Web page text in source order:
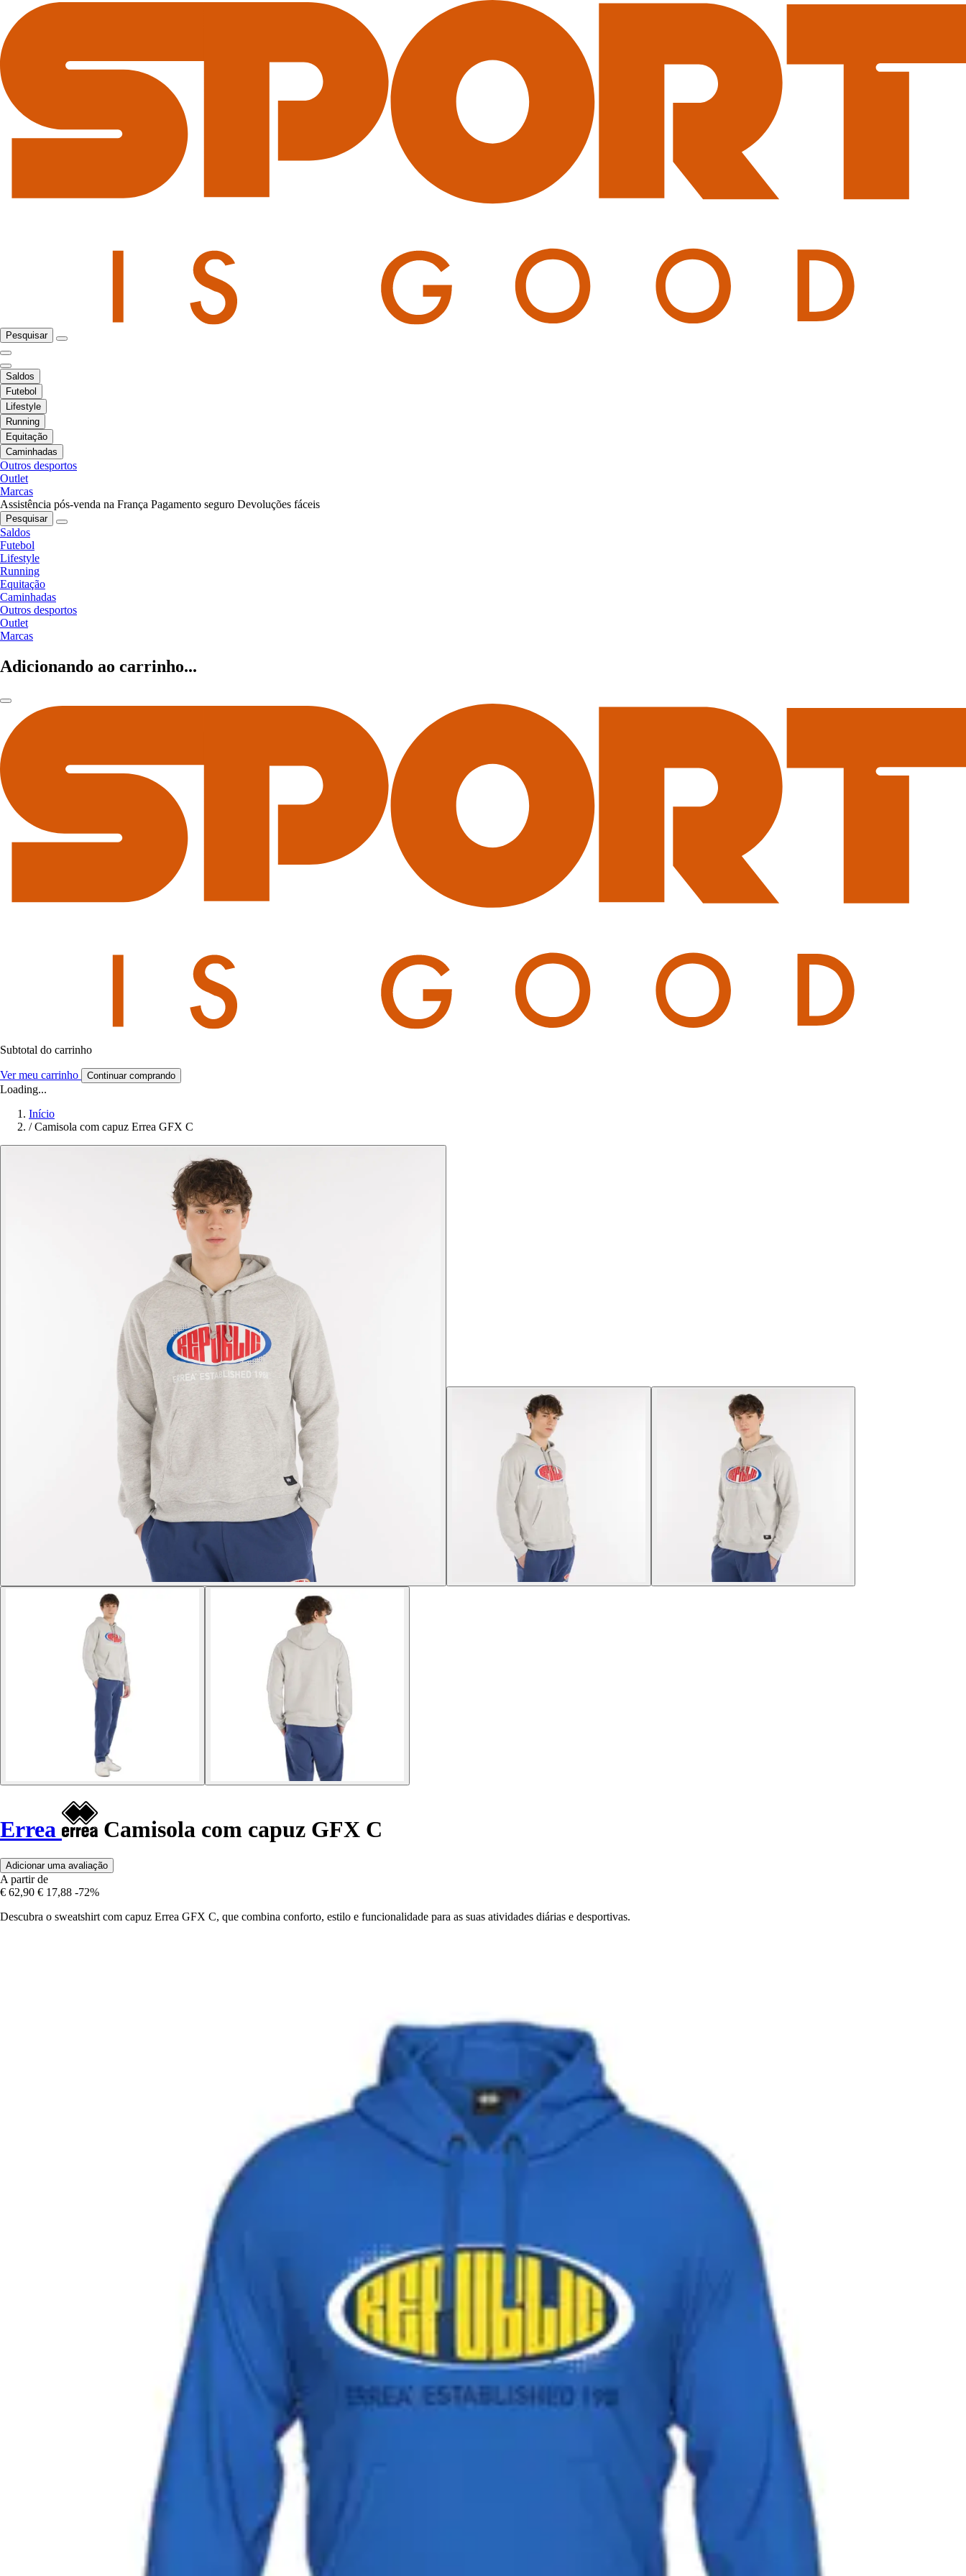
Pesquisar
Saldos
Futebol
Lifestyle
Running
Equitação
Caminhadas
Outros desportos
Outlet
Marcas
Assistência pós-venda na França Pagamento seguro Devoluções fáceis
Pesquisar
Saldos
Futebol
Lifestyle
Running
Equitação
Caminhadas
Outros desportos
Outlet
Marcas
Adicionando ao carrinho...
Subtotal do carrinho
Ver meu carrinho Continuar comprando
Loading...
Início
/ Camisola com capuz Errea GFX C
Errea Camisola com capuz GFX C
Adicionar uma avaliação
A partir de
€ 62,90 € 17,88 -72%
Descubra o sweatshirt com capuz Errea GFX C, que combina conforto, estilo e funcionalidade para as suas atividades diárias e desportivas.